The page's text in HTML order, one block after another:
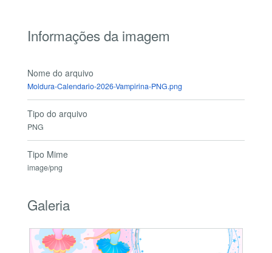
Informações da imagem
Nome do arquivo
Moldura-Calendario-2026-Vampirina-PNG.png
Tipo do arquivo
PNG
Tipo Mime
image/png
Galeria